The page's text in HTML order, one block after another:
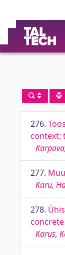
276.
context:
277.
Karu,
278.
Karus,